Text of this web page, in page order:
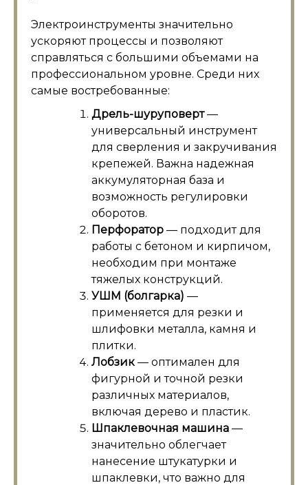
Электроинструменты значительно
ускоряют процессы и позволяют
справляться с большими объемами на
профессиональном уровне. Среди них
самые востребованные:
Дрель-шуруповерт—
универсальный инструмент
для сверления и закручивания
крепежей. Важна надежная
аккумуляторная база и
возможность регулировки
оборотов.
Перфоратор — подходит для
работы с бетоном и кирпичом,
необходим при монтаже
тяжелых конструкций.
УШМ (болгарка) —
применяется для резки и
шлифовки металла, камня и
плитки.
Лобзик — оптимален для
фигурной и точной резки
различных материалов,
включая дерево и пластик.
Шпаклевочная машина —
значительно облегчает
нанесение штукатурки и
шпаклевки, что важно для